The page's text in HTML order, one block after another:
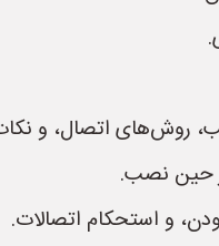
و استحکام اتصالات.